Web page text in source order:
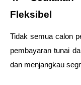
Fleksibel
Tidak semua calon
pembayaran tunai
dan menjangkau